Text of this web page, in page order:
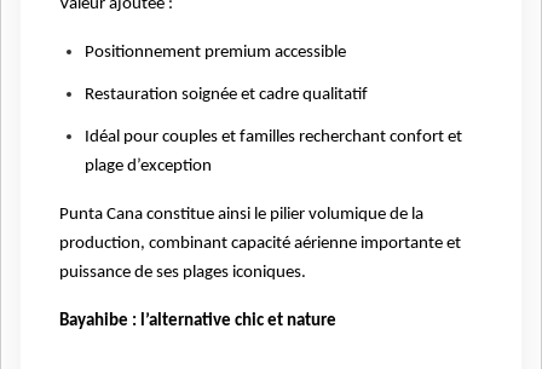
Valeur ajoutée :
Positionnement premium accessible
Restauration soignée et cadre qualitatif
Idéal pour couples et familles recherchant confort et
plage d’exception
Punta Cana constitue ainsi le pilier volumique de la
production, combinant capacité aérienne importante et
puissance de ses plages iconiques.
Bayahibe : l’alternative chic et nature